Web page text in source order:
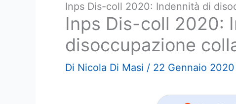
Inps Dis-coll 2020: Indennità di
Inps Dis-coll 2020:
disoccupazione
Di Nicola Di Masi / 22 Gennaio 2020